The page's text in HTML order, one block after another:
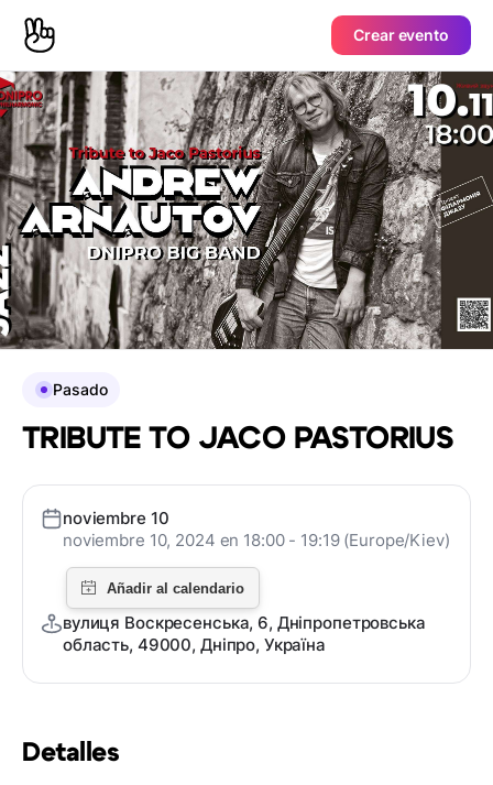
Crear evento
Detalles
Pasado
TRIBUTE TO JACO PASTORIUS
noviembre 10
noviembre 10, 2024 en 18:00 - 19:19 (Europe/Kiev)
вулиця Воскресенська, 6, Дніпропетровська
область, 49000, Дніпро, Україна